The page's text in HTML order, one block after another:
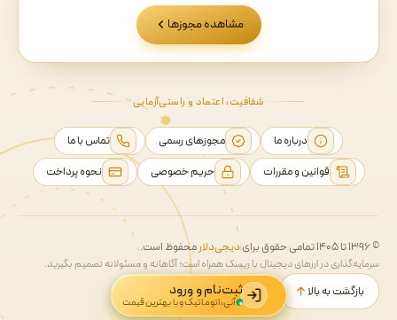
مشاهده مجوزها
شفافیت، اعتماد و راستی‌آزمایی
درباره ما مجوزهای رسمی
تماس با ما
قوانین و مقررات
حریم خصوصی نحوه پرداخت
© ۱۳۹۶ تا ۱۴۰۵ تمامی حقوق برای دیجی‌دلارمحفوظ است.
سرمایه‌گذاری در ارزهای دیجیتال با ریسک همراه است؛ آگاهانه و مسئولانه تصمیم بگیرید.
بازگشت به بالا ثبت‌نام و ورود
آنی، اتوماتیک و با بهترین قیمت